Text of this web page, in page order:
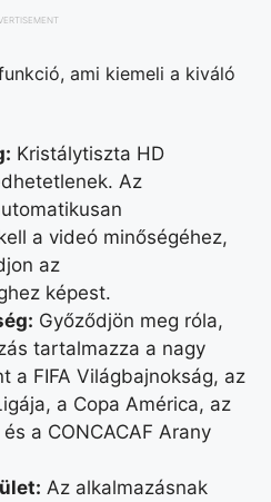
ami kiemeli a kiváló
Kristálytiszta HD
Az
a videó minőségéhez,
az
képest.
Győződjön meg róla,
tartalmazza a nagy
a FIFA Világbajnokság, az
a Copa América, az
a CONCACAF Arany
Az alkalmazásnak